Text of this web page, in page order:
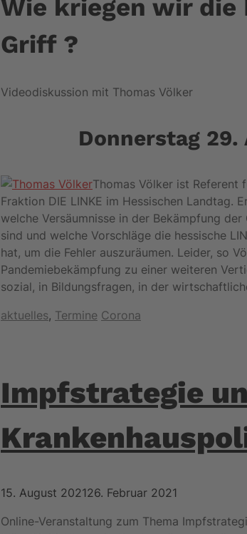
Wie kriegen wir die
Griff ?
Videodiskussion mit Thomas Völker
Donnerstag
Thomas Völker ist Referent
Fraktion DIE LINKE im Hessischen Landtag.
welche Versäumnisse in der Bekämpfung
sind und welche Vorschläge die hessische
hat, um die Fehler auszuräumen. Leider, so
Pandemiebekämpfung zu einer weiteren
sozial, in Bildungsfragen, in der
Kategorien
aktuelles, Termine Schlagwörter
Corona
Impfstrategie
15. August 202126. Februar 2021
Online-Veranstaltung zum Thema